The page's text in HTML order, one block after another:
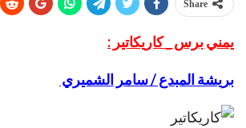
Share
يمني برس _ كاريكاتير :
بريشة المبدع / سامر الشميري